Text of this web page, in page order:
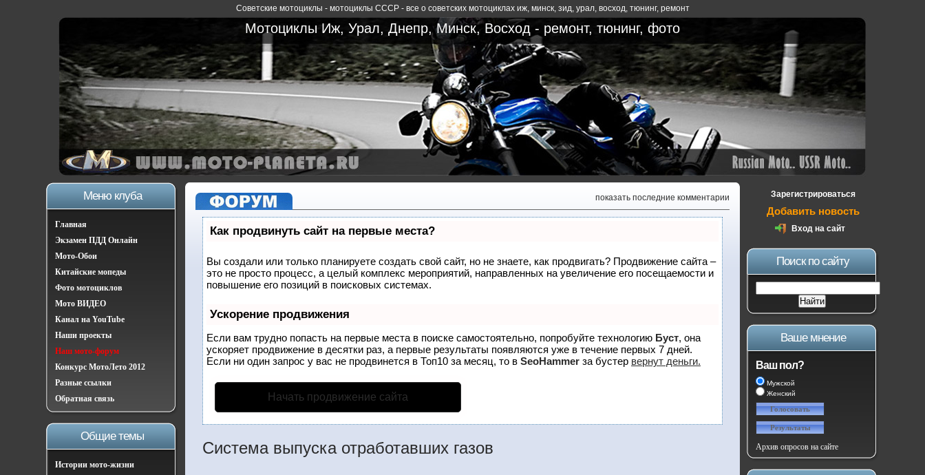
Советские мотоциклы - мотоциклы СССР - все о советских мотоциклах иж, минск, зид, урал, восход,тюнинг,ремонт
Мотоциклы Иж, Урал, Днепр, Минск, Восход - ремонт, тюнинг, фото
Меню клуба
Главная
Экзамен ПДД Онлайн
Мото-Обои
Китайские мопеды
Фото мотоциклов
Мото ВИДЕО
Канал на YouTube
Наши проекты
Наш мото-форум
Конкурс МотоЛето 2012
Разные ссылки
Обратная связь
Общие темы
Истории мото-жизни
показать последние комментарии
Как продвинуть сайт на первые места?
Вы создали или только планируете создать свой сайт, но не знаете, как продвигать? Продвижение сайта –
это не просто процесс, а целый комплекс мероприятий, направленных на увеличение его посещаемости и
повышение его позиций в поисковых системах.
Ускорение продвижения
Если вам трудно попасть на первые места в поиске самостоятельно, попробуйте технологию Буст, она
ускоряет продвижение в десятки раз, а первые результаты появляются уже в течение первых 7 дней.
Если ни один запрос у вас не продвинется в Топ10 за месяц, то в SeoHammer за бустер вернут деньги.
Начать продвижение сайта
Система выпуска отработавших газов
Зарегистрироваться
Добавить новость
Вход на сайт
Поиск по сайту
Ваше мнение
Ваш пол?
Мужской
Женский
Архив опросов на сайте